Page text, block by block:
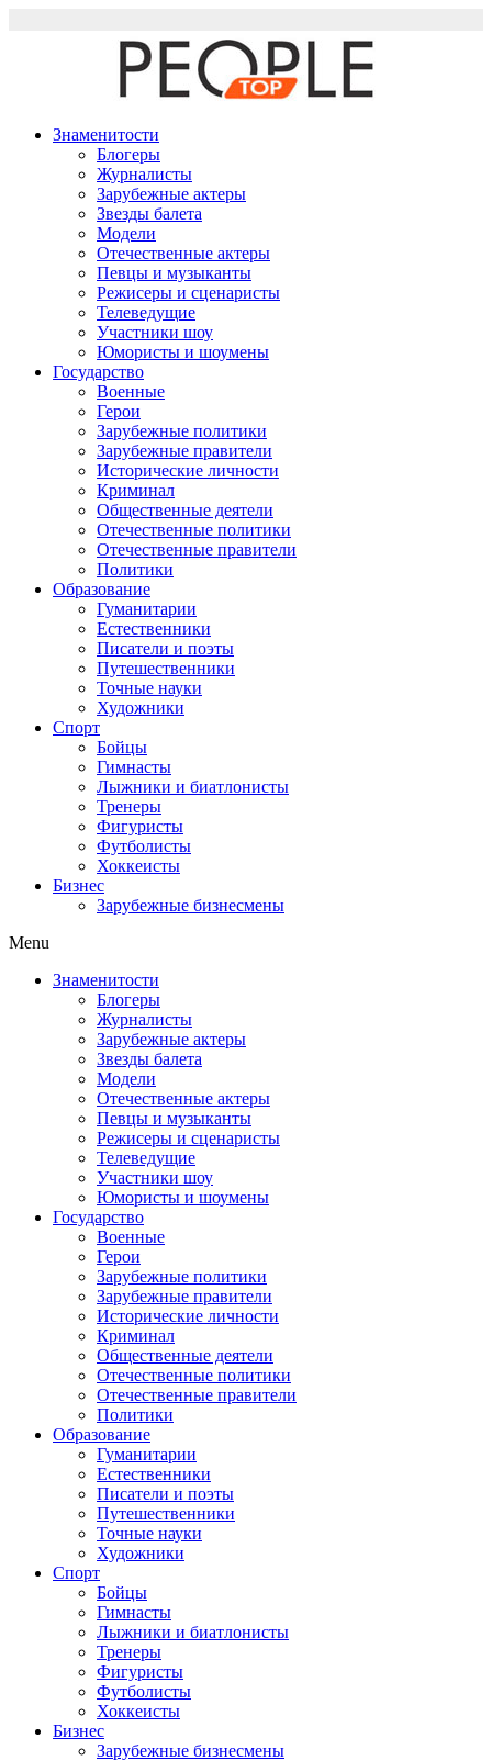
Знаменитости
Блогеры
Журналисты
Зарубежные актеры
Звезды балета
Модели
Отечественные актеры
Певцы и музыканты
Режисеры и сценаристы
Телеведущие
Участники шоу
Юмористы и шоумены
Государство
Военные
Герои
Зарубежные политики
Зарубежные правители
Исторические личности
Криминал
Общественные деятели
Отечественные политики
Отечественные правители
Политики
Образование
Гуманитарии
Естественники
Писатели и поэты
Путешественники
Точные науки
Художники
Спорт
Бойцы
Гимнасты
Лыжники и биатлонисты
Тренеры
Фигуристы
Футболисты
Хоккеисты
Бизнес
Зарубежные бизнесмены
Menu
Знаменитости
Блогеры
Журналисты
Зарубежные актеры
Звезды балета
Модели
Отечественные актеры
Певцы и музыканты
Режисеры и сценаристы
Телеведущие
Участники шоу
Юмористы и шоумены
Государство
Военные
Герои
Зарубежные политики
Зарубежные правители
Исторические личности
Криминал
Общественные деятели
Отечественные политики
Отечественные правители
Политики
Образование
Гуманитарии
Естественники
Писатели и поэты
Путешественники
Точные науки
Художники
Спорт
Бойцы
Гимнасты
Лыжники и биатлонисты
Тренеры
Фигуристы
Футболисты
Хоккеисты
Бизнес
Зарубежные бизнесмены